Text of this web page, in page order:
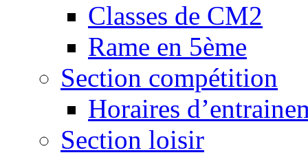
Classes de CM2
Rame en 5ème
Section compétition
Horaires
Section loisir